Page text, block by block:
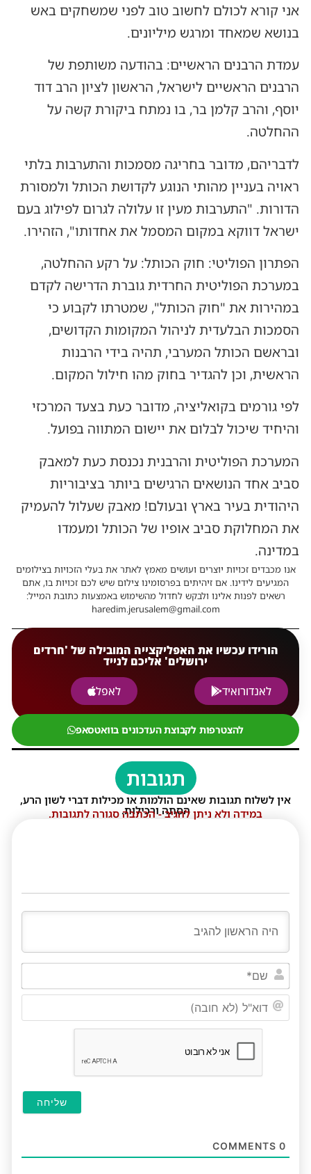
אני קורא לכולם לחשוב טוב לפני שמשחקים באש
בנושא שמאחד ומרגש מיליונים.
עמדת הרבנים הראשיים: בהודעה משותפת של
הרבנים הראשיים לישראל, הראשון לציון הרב דוד
יוסף, והרב קלמן בר, בו נמתח ביקורת קשה על
ההחלטה.
לדבריהם, מדובר בחריגה מסמכות והתערבות בלתי
ראויה בעניין מהותי הנוגע לקדושת הכותל ולמסורת
הדורות. "התערבות מעין זו עלולה לגרום לפילוג בעם
ישראל דווקא במקום המסמל את אחדותו", הזהירו.
הפתרון הפוליטי: חוק הכותל: על רקע ההחלטה,
במערכת הפוליטית החרדית גוברת הדרישה לקדם
במהירות את "חוק הכותל", שמטרתו לקבוע כי
הסמכות הבלעדית לניהול המקומות הקדושים,
ובראשם הכותל המערבי, תהיה בידי הרבנות
הראשית, וכן להגדיר בחוק מהו חילול המקום.
לפי גורמים בקואליציה, מדובר כעת בצעד המרכזי
והיחיד שיכול לבלום את יישום המתווה בפועל.
המערכת הפוליטית והרבנית נכנסת כעת למאבק
סביב אחד הנושאים הרגישים ביותר בציבוריות
היהודית בעיר בארץ ובעולם! מאבק שעלול להעמיק
את המחלוקת סביב אופיו של הכותל ומעמדו
במדינה.
אנו מכבדים זכויות יוצרים ועושים מאמץ לאתר את בעלי הזכויות בצילומים
המגיעים לידינו. אם זיהיתים בפרסומינו צילום שיש לכם זכויות בו, אתם
רשאים לפנות אלינו ולבקש לחדול מהשימוש באמצעות כתובת המייל:
haredim.jerusalem@gmail.com
הורידו עכשיו את האפליקצייה המובילה של 'חרדים
ירושלים' אליכם לנייד
לאנדורואיד
לאפל
להצטרפות לקבוצת העדכונים בוואטסאפ
תגובות
אין לשלוח תגובות שאינם הולמות או מכילות דברי לשון הרע,
הסתה ורכילות.
במידה ולא ניתן להגיב - הכתבה סגורה לתגובות.
שם*
0